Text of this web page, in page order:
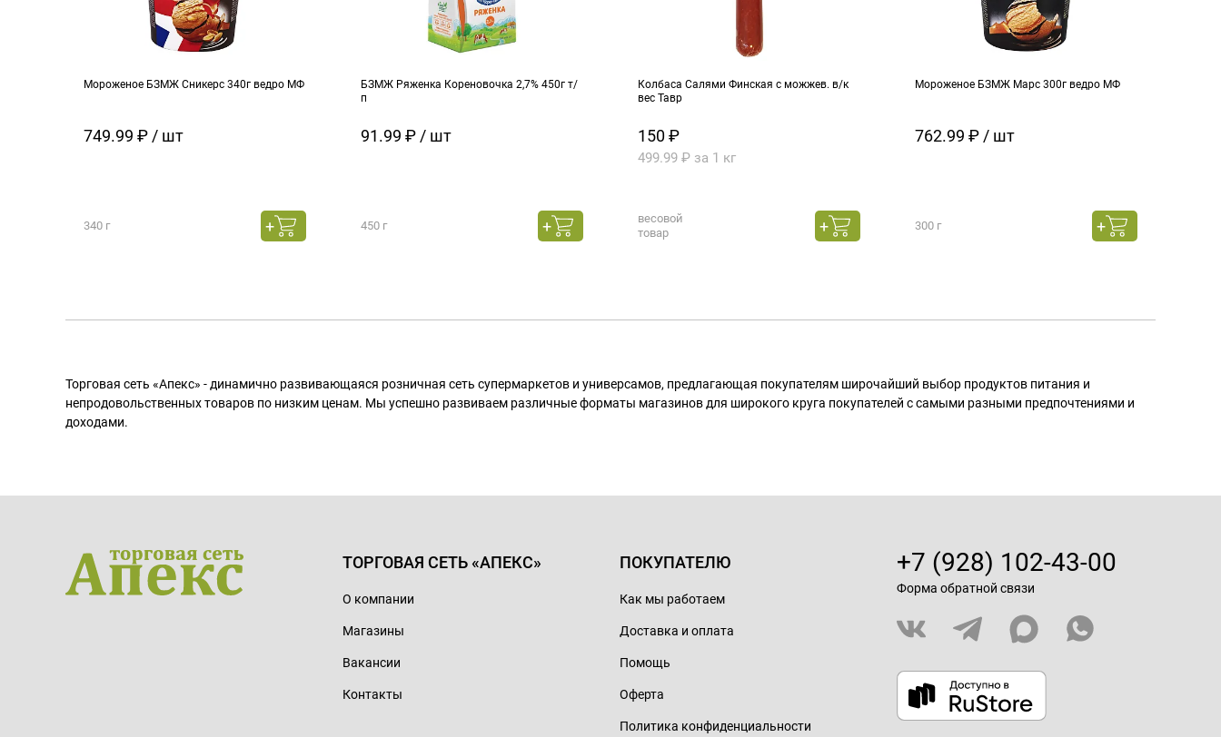
Мороженое БЗМЖ Сникерс 340г ведро МФ
749.99 ₽ / шт
340 г
БЗМЖ Ряженка Кореновочка 2,7% 450г т/
п
91.99 ₽ / шт
450 г
Колбаса Салями Финская с можжев. в/к
вес Тавр
150 ₽
499.99 ₽ за 1 кг
весовой
товар
Мороженое БЗМЖ Марс 300г ведро МФ
762.99 ₽ / шт
300 г
Торговая сеть «Апекс» - динамично развивающаяся розничная сеть супермаркетов и универсамов, предлагающая покупателям широчайший выбор продуктов питания и
непродовольственных товаров по низким ценам. Мы успешно развиваем различные форматы магазинов для широкого круга покупателей с самыми разными предпочтениями и
доходами.
ТОРГОВАЯ СЕТЬ «АПЕКС»
О компании
Магазины
Вакансии
Контакты
ПОКУПАТЕЛЮ
Как мы работаем
Доставка и оплата
Помощь
Оферта
Политика конфиденциальности
+7 (928) 102-43-00
Форма обратной связи